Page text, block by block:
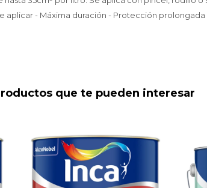
aplicar - Máxima duración - Protección prolongada
que te pueden interesar